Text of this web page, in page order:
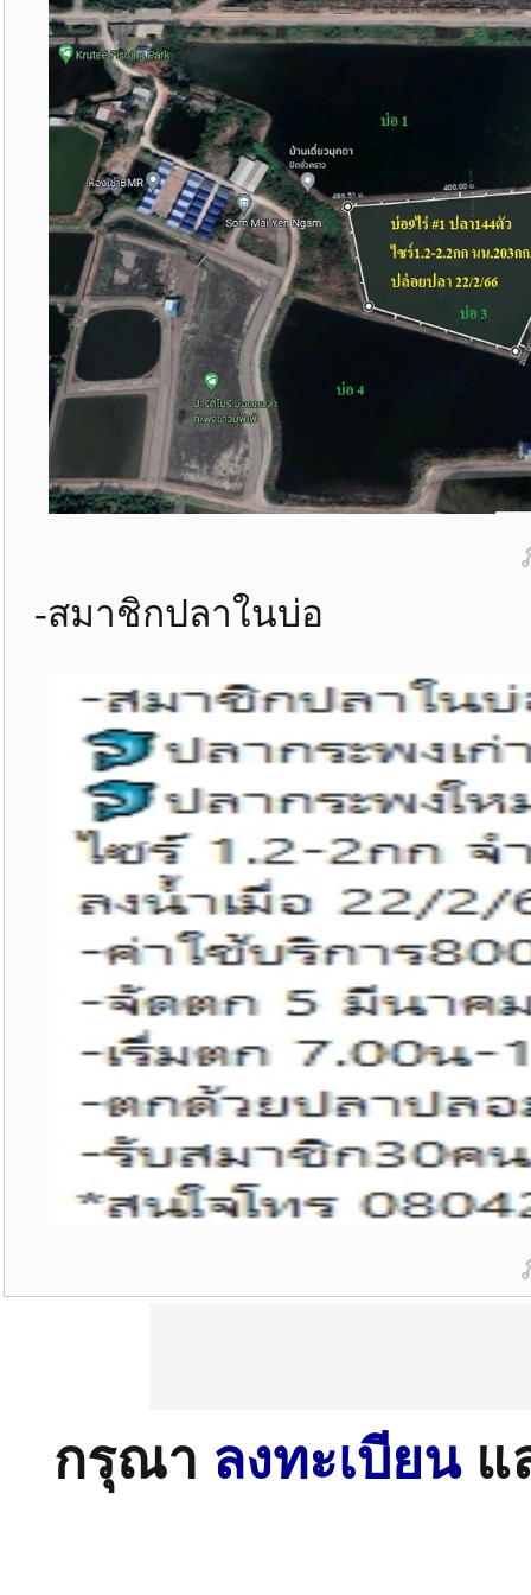
-สมาชิกปลาในบ่อ
กรุณา ลงทะเบียนแ